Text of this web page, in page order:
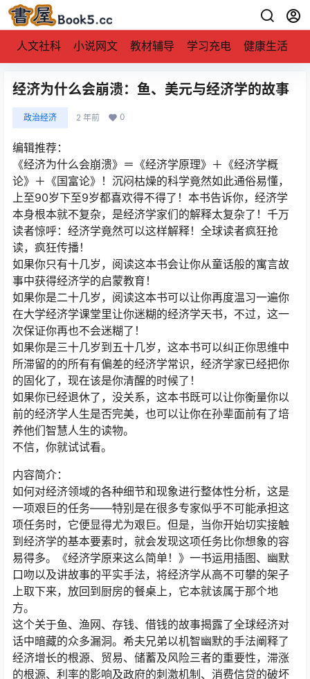
人文社科 小说网文 教材辅导 学习充电 健康生活
经济为什么会崩溃：鱼、美元与经济学的故事
政治经济 2 年前 0
编辑推荐：
《经济为什么会崩溃》＝《经济学原理》＋《经济学概
论》＋《国富论》！沉闷枯燥的科学竟然如此通俗易懂，
上至90岁下至9岁都喜欢得不得了！本书告诉你，经济学
本身根本就不复杂，是经济学家们的解释太复杂了！千万
读者惊呼：经济学竟然可以这样解释！全球读者疯狂抢
读，疯狂传播！
如果你只有十几岁，阅读这本书会让你从童话般的寓言故
事中获得经济学的启蒙教育！
如果你是二十几岁，阅读这本书可以让你再度温习一遍你
在大学经济学课堂里让你迷糊的经济学天书，不过，这一
次保证你再也不会迷糊了！
如果你是三十几岁到五十几岁，这本书可以纠正你思维中
所滞留的的所有有偏差的经济学常识，经济学家已经把你
的固化了，现在该是你清醒的时候了！
如果你已经退休了，没关系，这本书既可以让你衡量你以
前的经济学人生是否完美，也可以让你在孙辈面前有了培
养他们智慧人生的读物。
不信，你就试试看。
内容简介：
如何对经济领域的各种细节和现象进行整体性分析，这是
一项艰巨的任务——特别是在很多专家似乎不可能承担这
项任务时，它便显得尤为艰巨。但是，当你开始切实接触
到经济学的基本要素时，就会发现这项任务比你想象的容
易得多。《经济学原来这么简单！》一书运用插图、幽默
口吻以及讲故事的平实手法，将经济学从高不可攀的架子
上取下来，放回到厨房的餐桌上，它本就该属于那个地
方。
这个关于鱼、渔网、存钱、借钱的故事揭露了全球经济对
话中暗藏的众多漏洞。希夫兄弟以机智幽默的手法阐释了
经济增长的根源、贸易、储蓄及风险三者的重要性，滞涨
的根源、利率的影响及政府的刺激机制、消费信贷的破坏